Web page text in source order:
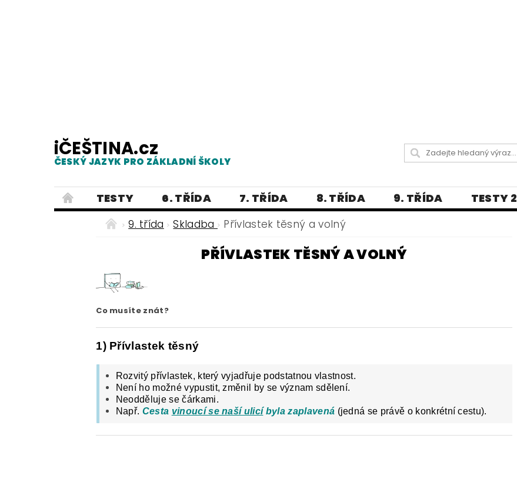
iČEŠTINA.cz
ČESKÝ JAZYK PRO ZÁKLADNÍ ŠKOLY
TESTY 6. TŘÍDA 7. TŘÍDA 8. TŘÍDA 9. TŘÍDA TESTY 2
PRAVOPIS
PRACOVNÍ LISTY LITERATURA
ČEŠTINA PRO UKRAJINCE - ЧЕСЬКА МОВА ДЛЯ УКРАЇНЦІВ
ČESKÝ JAZYK PRO STŘEDNÍ ŠKOLY
O NAŠICH STRÁNKÁCH
9. třída Skladba Přívlastek těsný a volný
PŘÍVLASTEK TĚSNÝ A VOLNÝ
Co musíte znát?
1) Přívlastek těsný
Rozvitý přívlastek, který vyjadřuje podstatnou vlastnost.
Není ho možné vypustit, změnil by se význam sdělení.
Neodděluje se čárkami.
Např. Cesta vinoucí se naší ulicíbyla zaplavená (jedná se právě o konkrétní cestu).